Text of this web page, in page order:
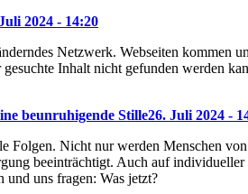
2024 - 14:20
Netzwerk. Webseiten kommen
Inhalt nicht gefunden werden
beunruhigende Stille26. Juli 2024 -
Folgen. Nicht nur werden Menschen
beeinträchtigt. Auch auf
uns fragen: Was jetzt?